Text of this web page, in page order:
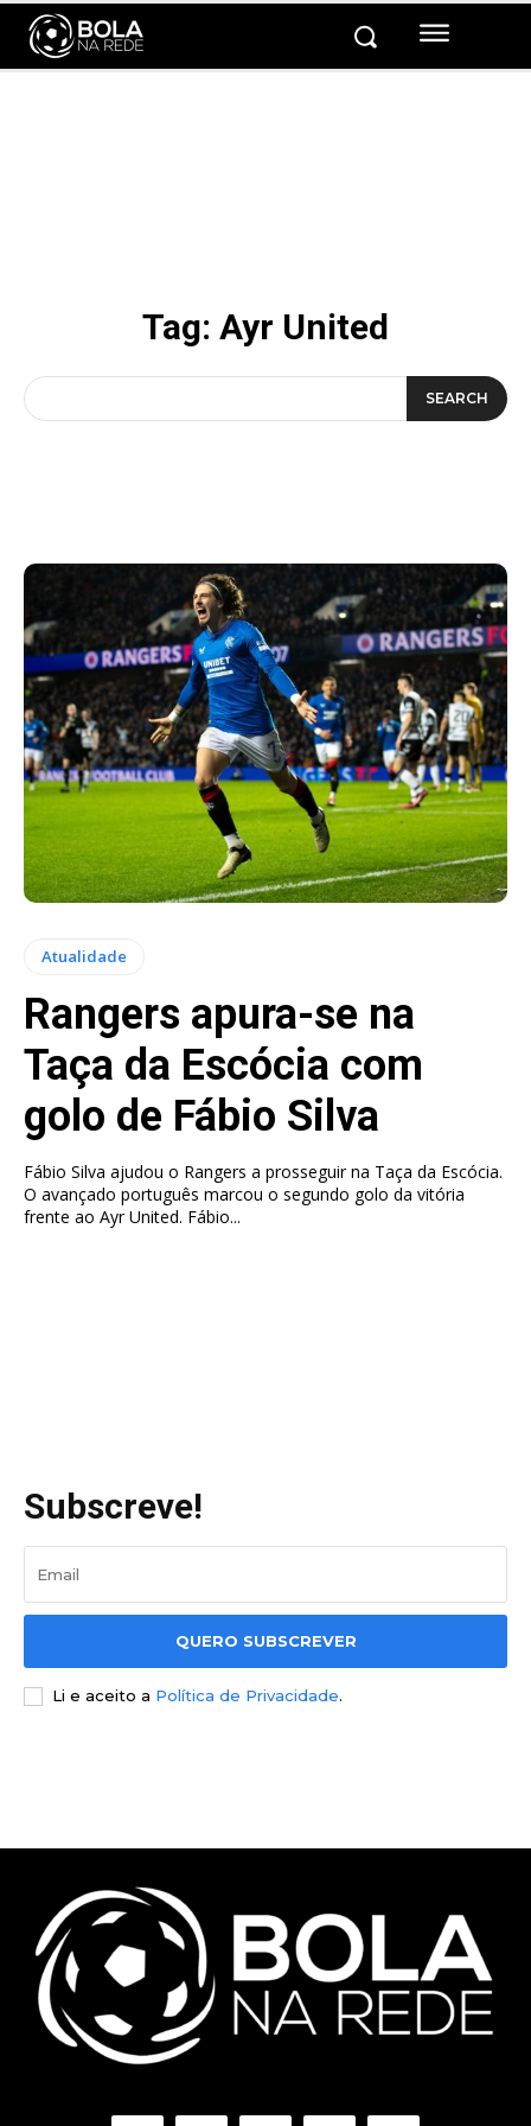
Tag: Ayr United
SEARCH
Atualidade
Rangers apura-se na
Taça da Escócia com
golo de Fábio Silva
Fábio Silva ajudou o Rangers a prosseguir na Taça da Escócia.
O avançado português marcou o segundo golo da vitória
frente ao Ayr United. Fábio...
Subscreve!
QUERO SUBSCREVER
Li e aceito a Política de Privacidade.